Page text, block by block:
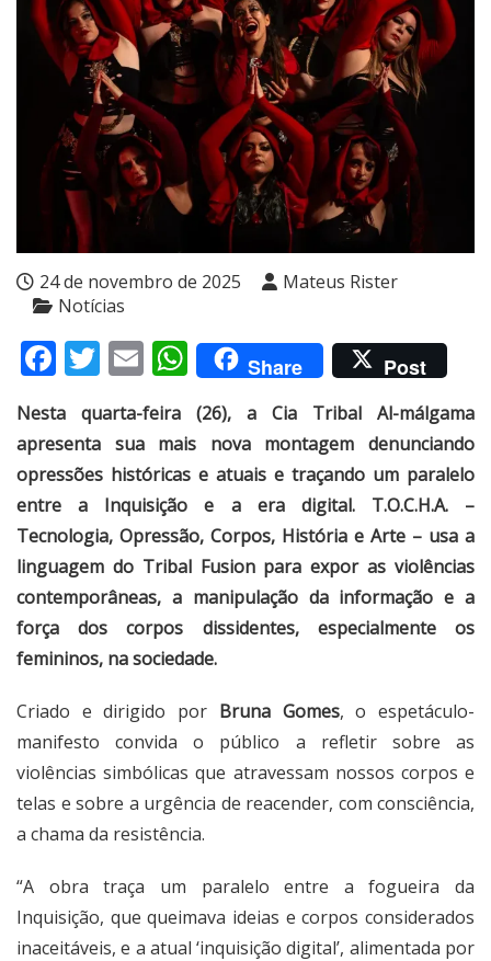
24 de novembro de 2025
Mateus Rister
Notícias
Facebook
Twitter
EmailWhatsApp
Share Post
Nesta quarta-feira (26), a Cia Tribal Al-málgama
apresenta sua mais nova montagem denunciando
opressões históricas e atuais e traçando um paralelo
entre a Inquisição e a era digital. T.O.C.H.A. –
Tecnologia, Opressão, Corpos, História e Arte – usa a
linguagem do Tribal Fusion para expor as violências
contemporâneas, a manipulação da informação e a
força dos corpos dissidentes, especialmente os
femininos, na sociedade.
Criado e dirigido por Bruna Gomes, o espetáculo-
manifesto convida o público a refletir sobre as
violências simbólicas que atravessam nossos corpos e
telas e sobre a urgência de reacender, com consciência,
a chama da resistência.
“A obra traça um paralelo entre a fogueira da
Inquisição, que queimava ideias e corpos considerados
inaceitáveis, e a atual ‘inquisição digital’, alimentada por